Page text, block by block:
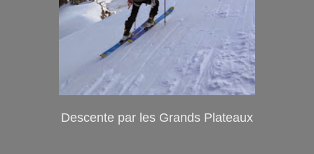
Descente par les Grands Plateaux